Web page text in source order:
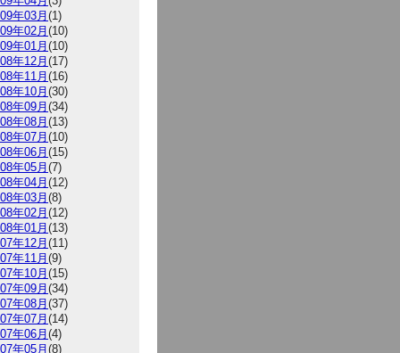
年03月(1)
年02月(10)
年01月(10)
年12月(17)
年11月(16)
年10月(30)
年09月(34)
年08月(13)
年07月(10)
年06月(15)
年05月(7)
年04月(12)
年03月(8)
年02月(12)
年01月(13)
年12月(11)
年11月(9)
年10月(15)
年09月(34)
年08月(37)
年07月(14)
年06月(4)
年05月(8)